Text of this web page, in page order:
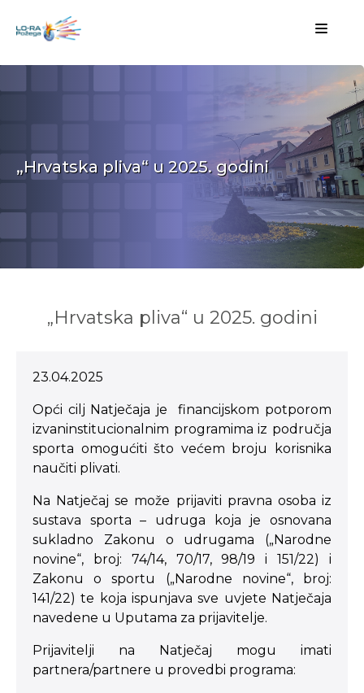
„Hrvatska pliva“ u 2025. godini
„Hrvatska pliva“ u 2025. godini
23.04.2025
Opći cilj Natječaja je financijskom potporom
izvaninstitucionalnim programima iz područja
sporta omogućiti što većem broju korisnika
naučiti plivati.
Na Natječaj se može prijaviti pravna osoba iz
sustava sporta – udruga koja je osnovana
sukladno Zakonu o udrugama („Narodne
novine“, broj: 74/14, 70/17, 98/19 i 151/22) i
Zakonu o sportu („Narodne novine“, broj:
141/22) te koja ispunjava sve uvjete Natječaja
navedene u Uputama za prijavitelje.
Prijavitelji na Natječaj mogu imati
partnera/partnere u provedbi programa: